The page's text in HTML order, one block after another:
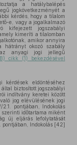
a hatálybalépés
jogkövetkezményét a
kérdés, hogy a tilalom
e, vagy a jogalkalmazó
kifejezett jogszabályi
kimeríti a tilalomban
amikor annyira
hátrányt okozó szabály
az anyagi jogi jellegű
cikk (1) bekezdésével
kérdések eldöntéséhez
által biztosított jogszabályi
indítvány keretei között
jog elévülésének jogi
pontjában, Indokolás
időtartama miként
új eljárás lefolytatását
pontjában, Indokolás [42]